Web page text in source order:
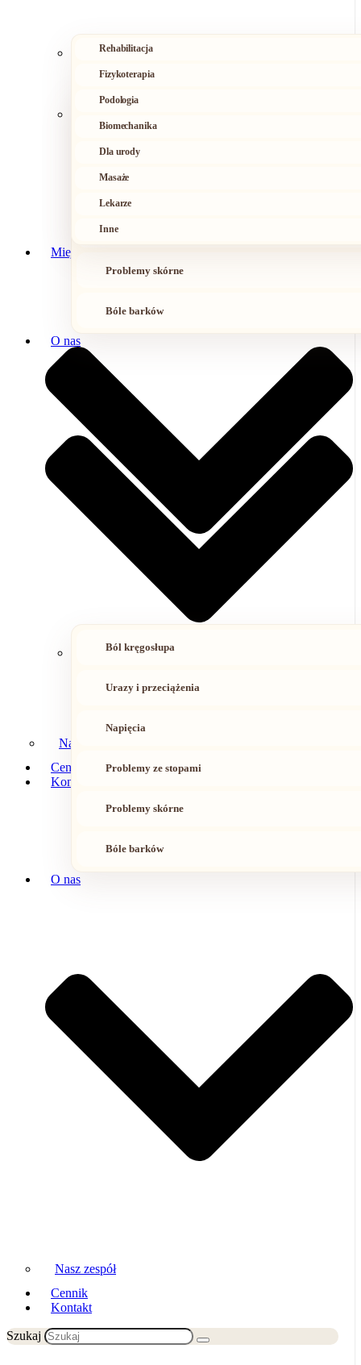
Ból kręgosłupa
Urazy i przeciążenia
Problemy ze stopami
Problemy skórne
Bóle barków
O nas
Nasz zespół
Cennik
Kontakt
Rehabilitacja
Fizykoterapia
Podologia
Biomechanika
Dla urody
Masaże
Lekarze
Inne
Miejsca bólu
Ból kręgosłupa
Urazy i przeciążenia
Napięcia
Problemy ze stopami
Problemy skórne
Bóle barków
O nas
Nasz zespół
Cennik
Kontakt
Szukaj